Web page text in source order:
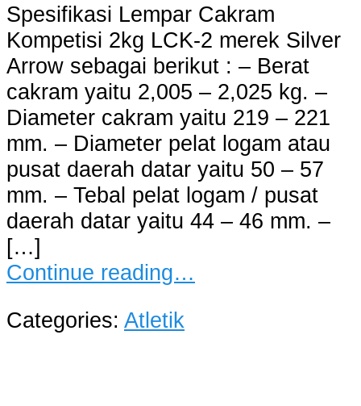
Spesifikasi Lempar Cakram
Kompetisi 2kg LCK-2 merek Silver
Arrow sebagai berikut : – Berat
cakram yaitu 2,005 – 2,025 kg. –
Diameter cakram yaitu 219 – 221
mm. – Diameter pelat logam atau
pusat daerah datar yaitu 50 – 57
mm. – Tebal pelat logam / pusat
daerah datar yaitu 44 – 46 mm. –
[…]
Continue reading…
Categories: Atletik